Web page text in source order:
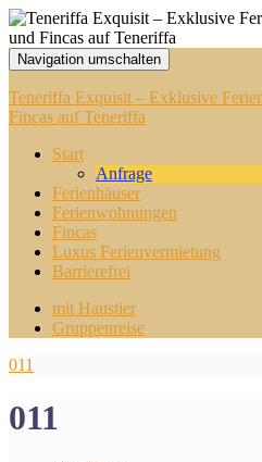
Navigation umschalten
Teneriffa Exquisit – Exklusive
Fincas auf Teneriffa
Start
Anfrage
Ferienhäuser
Ferienwohnungen
Fincas
Luxus Ferienvermietung
Barrierefrei
mit Haustier
Gruppenreise
011
011